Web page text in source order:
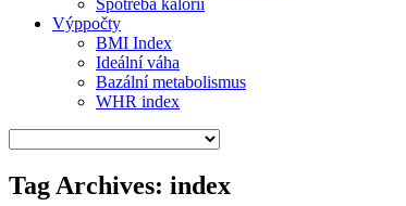
Spotřeba kalorií
Výppočty
BMI Index
Ideální váha
Bazální metabolismus
WHR index
Tag Archives: index